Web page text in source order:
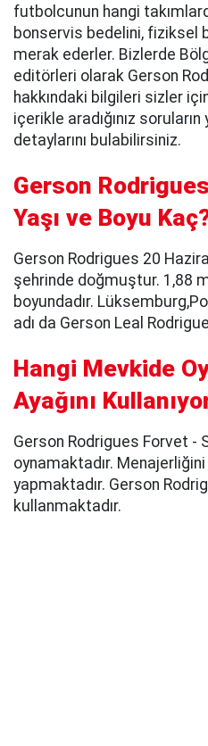
futbolcunun hangi
bonservis bedelini, fiziksel
merak ederler. Bizlerde
editörleri olarak Gerson
hakkındaki bilgileri sizler
içerikle aradığınız soruların
detaylarını bulabilirsiniz.
Gerson
Yaşı ve Boyu
Gerson Rodrigues 20
şehrinde doğmuştur. 1,88
boyundadır.
adı da Gerson Leal
Hangi Mevkide
Ayağını
Gerson Rodrigues Forvet -
oynamaktadır.
yapmaktadır. Gerson
kullanmaktadır.